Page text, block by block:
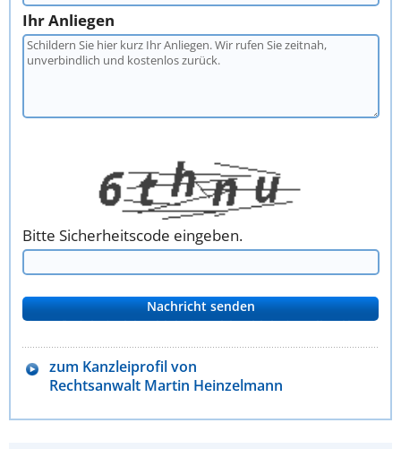
Ihr Anliegen
Bitte Sicherheitscode eingeben.
zum Kanzleiprofil von
Rechtsanwalt Martin Heinzelmann